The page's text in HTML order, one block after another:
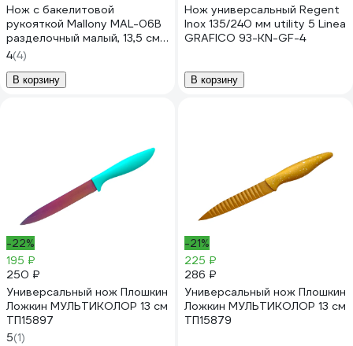
Нож с бакелитовой
рукояткой Mallony MAL-06B
разделочный малый, 13,5 см
985306
4(4)
В корзину
Нож универсальный Regent
Inox 135/240 мм utility 5 Linea
GRAFICO 93-KN-GF-4
В корзину
-22%
195 ₽
250 ₽
Универсальный нож Плошкин
Ложкин МУЛЬТИКОЛОР 13 см
ТП15897
5(1)
-21%
225 ₽
286 ₽
Универсальный нож Плошкин
Ложкин МУЛЬТИКОЛОР 13 см
ТП15879